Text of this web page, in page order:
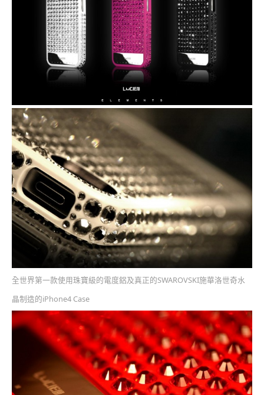
全世界第一款使用珠寶級的電度鋁及真正的SWAROVSKI施華洛世奇水
晶制造的iPhone4 Case